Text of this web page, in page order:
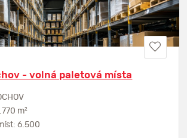
- volná paletová místa
m2
6.500